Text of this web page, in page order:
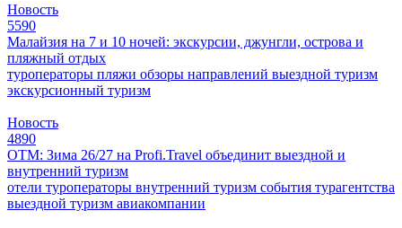
Новость
5590
Малайзия на 7 и 10 ночей: экскурсии, джунгли, острова и
пляжный отдых
туроператоры пляжи обзоры направлений выездной туризм
экскурсионный туризм
Новость
4890
ОТМ: Зима 26/27 на Profi.Travel объединит выездной и
внутренний туризм
отели туроператоры внутренний туризм события турагентства
выездной туризм авиакомпании